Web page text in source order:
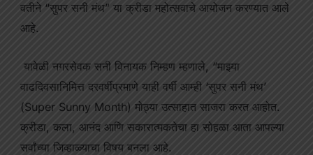
वतीने “सुपर सनी मंथ” या क्रीडा महोत्सवाचे आयोजन करण्यात आले
आहे.
यावेळी नगरसेवक सनी विनायक निम्हण म्हणाले, “माझ्या
वाढदिवसानिमित्त दरवर्षीप्रमाणे याही वर्षी आम्ही ‘सुपर सनी मंथ’
(Super Sunny Month) मोठ्या उत्साहात साजरा करत आहोत.
क्रीडा, कला, आनंद आणि सकारात्मकतेचा हा सोहळा आता आपल्या
सर्वांच्या जिव्हाळ्याचा विषय बनला आहे.